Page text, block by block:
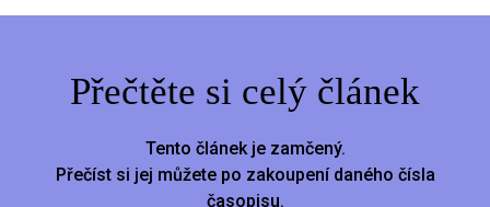
Přečtěte si celý článek
Tento článek je zamčený.
Přečíst si jej můžete po zakoupení daného čísla
časopisu.